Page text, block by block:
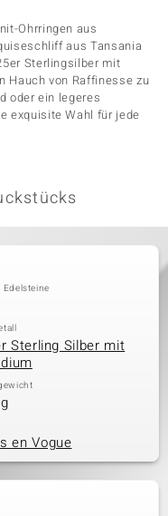
Ohrringen aus
aus Tansania
Sterlingsilber mit
Hauch von Raffinesse zu
oder ein legeres
exquisite Wahl für jede
Edelsteine
Sterling Silber mit
en Vogue